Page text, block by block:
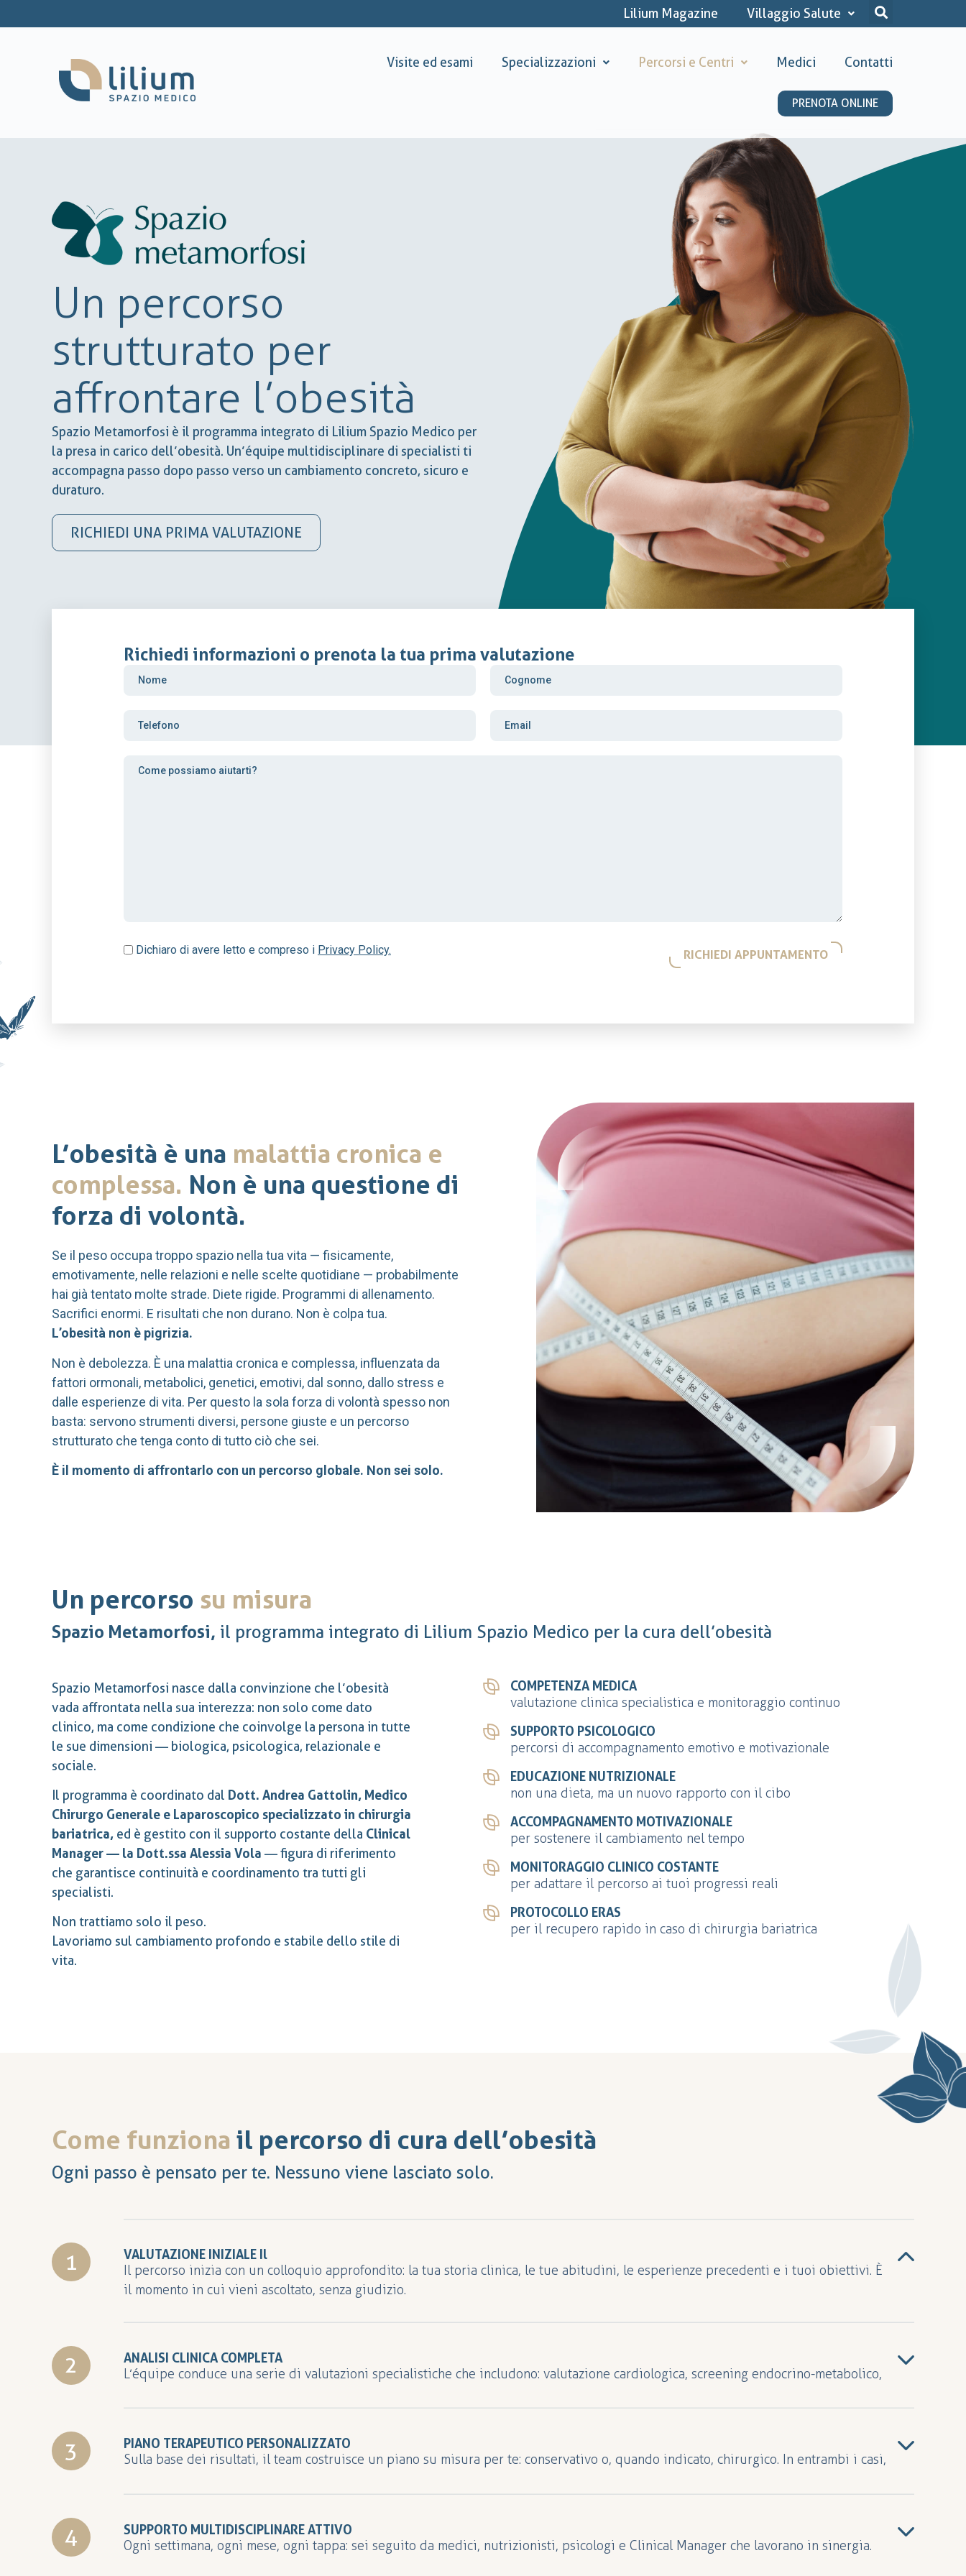
Lilium Magazine Villaggio Salute
Visite ed esami Specializzazioni Percorsi e Centri Medici Contatti
PRENOTA ONLINE
Un percorso
strutturato per
affrontare l’obesità
Spazio Metamorfosi è il programma integrato di Lilium Spazio Medico per
la presa in carico dell’obesità. Un’équipe multidisciplinare di specialisti ti
accompagna passo dopo passo verso un cambiamento concreto, sicuro e
duraturo.
RICHIEDI UNA PRIMA VALUTAZIONE
Richiedi informazioni o prenota la tua prima valutazione
Dichiaro di avere letto e compreso i Privacy Policy.
L’obesità è una malattia cronica e
complessa. Non è una questione di
forza di volontà.
Se il peso occupa troppo spazio nella tua vita — fisicamente,
emotivamente, nelle relazioni e nelle scelte quotidiane — probabilmente
hai già tentato molte strade. Diete rigide. Programmi di allenamento.
Sacrifici enormi. E risultati che non durano. Non è colpa tua.
L’obesità non è pigrizia.
Non è debolezza. È una malattia cronica e complessa, influenzata da
fattori ormonali, metabolici, genetici, emotivi, dal sonno, dallo stress e
dalle esperienze di vita. Per questo la sola forza di volontà spesso non
basta: servono strumenti diversi, persone giuste e un percorso
strutturato che tenga conto di tutto ciò che sei.
È il momento di affrontarlo con un percorso globale. Non sei solo.
Un percorso su misura
Spazio Metamorfosi, il programma integrato di Lilium Spazio Medico per la cura dell’obesità
Spazio Metamorfosi nasce dalla convinzione che l’obesità
vada affrontata nella sua interezza: non solo come dato
clinico, ma come condizione che coinvolge la persona in tutte
le sue dimensioni — biologica, psicologica, relazionale e
sociale.
Il programma è coordinato dal Dott. Andrea Gattolin, Medico
Chirurgo Generale e Laparoscopico specializzato in chirurgia
bariatrica, ed è gestito con il supporto costante della Clinical
Manager — la Dott.ssa Alessia Vola — figura di riferimento
che garantisce continuità e coordinamento tra tutti gli
specialisti.
Non trattiamo solo il peso.
Lavoriamo sul cambiamento profondo e stabile dello stile di
vita.
COMPETENZA MEDICA
valutazione clinica specialistica e monitoraggio continuo
SUPPORTO PSICOLOGICO
percorsi di accompagnamento emotivo e motivazionale
EDUCAZIONE NUTRIZIONALE
non una dieta, ma un nuovo rapporto con il cibo
ACCOMPAGNAMENTO MOTIVAZIONALE
per sostenere il cambiamento nel tempo
MONITORAGGIO CLINICO COSTANTE
per adattare il percorso ai tuoi progressi reali
PROTOCOLLO ERAS
per il recupero rapido in caso di chirurgia bariatrica
Come funziona il percorso di cura dell’obesità
Ogni passo è pensato per te. Nessuno viene lasciato solo.
VALUTAZIONE INIZIALE Il
Il percorso inizia con un colloquio approfondito: la tua storia clinica, le tue abitudini, le esperienze precedenti e i tuoi obiettivi. È
il momento in cui vieni ascoltato, senza giudizio.
ANALISI CLINICA COMPLETA
L’équipe conduce una serie di valutazioni specialistiche che includono: valutazione cardiologica, screening endocrino-metabolico,
personalizzata.
PIANO TERAPEUTICO PERSONALIZZATO
Sulla base dei risultati, il team costruisce un piano su misura per te: conservativo o, quando indicato, chirurgico. In entrambi i casi,
SUPPORTO MULTIDISCIPLINARE ATTIVO
Ogni settimana, ogni mese, ogni tappa: sei seguito da medici, nutrizionisti, psicologi e Clinical Manager che lavorano in sinergia.